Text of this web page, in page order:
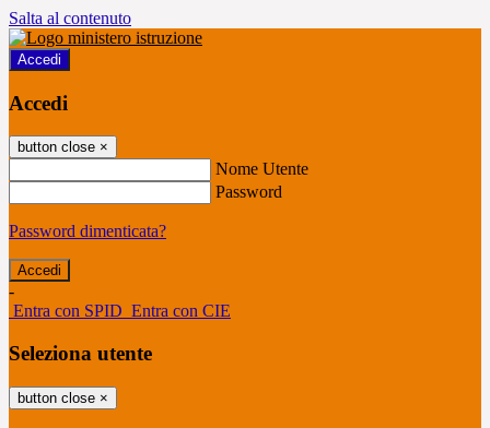
Salta al contenuto
Accedi
Accedi
button close ×
Nome Utente
Password
Password dimenticata?
-
Entra con SPID Entra con CIE
Seleziona utente
button close ×